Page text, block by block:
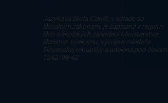
Jazyková škola iCan®, v súlade so
školským zákonom, je zapísaná v registri
škôl a školských zariadení Ministerstva
školstva, výskumu, vývoja a mládeže
Slovenskej republiky a udelená pod číslom:
1242/98-42